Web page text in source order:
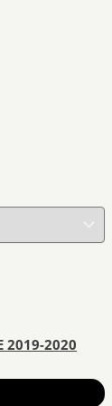
2019-2020